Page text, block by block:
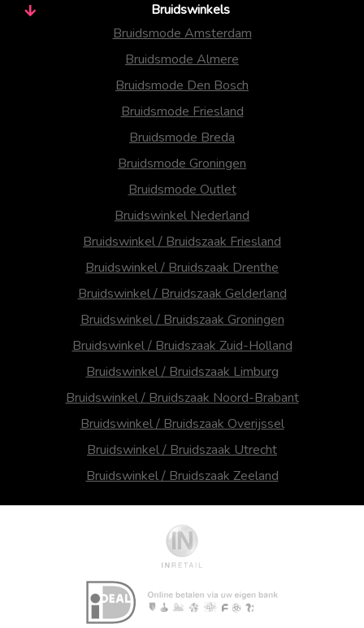
Bruidswinkels
Bruidsmode Amsterdam
Bruidsmode Almere
Bruidsmode Den Bosch
Bruidsmode Friesland
Bruidsmode Breda
Bruidsmode Groningen
Bruidsmode Outlet
Bruidswinkel Nederland
Bruidswinkel / Bruidszaak Friesland
Bruidswinkel / Bruidszaak Drenthe
Bruidswinkel / Bruidszaak Gelderland
Bruidswinkel / Bruidszaak Groningen
Bruidswinkel / Bruidszaak Zuid-Holland
Bruidswinkel / Bruidszaak Limburg
Bruidswinkel / Bruidszaak Noord-Brabant
Bruidswinkel / Bruidszaak Overijssel
Bruidswinkel / Bruidszaak Utrecht
Bruidswinkel / Bruidszaak Zeeland